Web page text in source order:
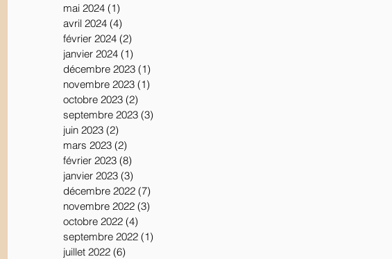
mai 2024 (1)
avril 2024 (4)
février 2024 (2)
janvier 2024 (1)
décembre 2023 (1)
novembre 2023 (1)
octobre 2023 (2)
septembre 2023 (3)
juin 2023 (2)
mars 2023 (2)
février 2023 (8)
janvier 2023 (3)
décembre 2022 (7)
novembre 2022 (3)
octobre 2022 (4)
septembre 2022 (1)
juillet 2022 (6)